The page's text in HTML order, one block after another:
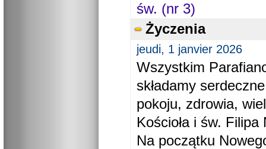
św. (nr 3)
Życzenia
jeudi, 1 janvier 2026
Wszystkim
składamy
pokoju, zdrowia,
Kościoła i św. Filipa
Na początku